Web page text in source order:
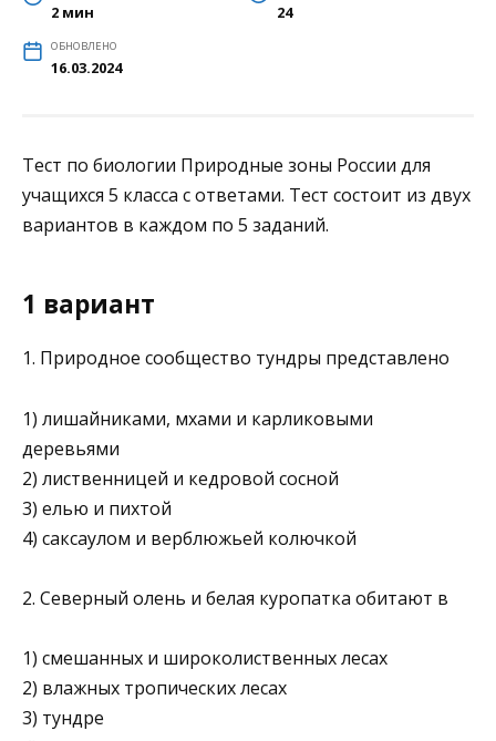
2 мин 24
ОБНОВЛЕНО
16.03.2024
Тест по биологии Природные зоны России для
учащихся 5 класса с ответами. Тест состоит из двух
вариантов в каждом по 5 заданий.
1 вариант
1. Природное сообщество тундры представлено
1) лишайниками, мхами и карликовыми
деревьями
2) лиственницей и кедровой сосной
3) елью и пихтой
4) саксаулом и верблюжьей колючкой
2. Северный олень и белая куропатка обитают в
1) смешанных и широколиственных лесах
2) влажных тропических лесах
3) тундре